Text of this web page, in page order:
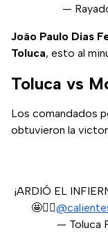
—
João Paulo Dias
Toluca, esto al
Toluca vs
Los comandados
obtuvieron la
¡ARDIÓ EL
🤩❤️‍🔥
— Toluca